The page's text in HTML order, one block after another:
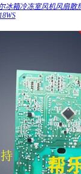
冰箱冷冻室风机风扇散